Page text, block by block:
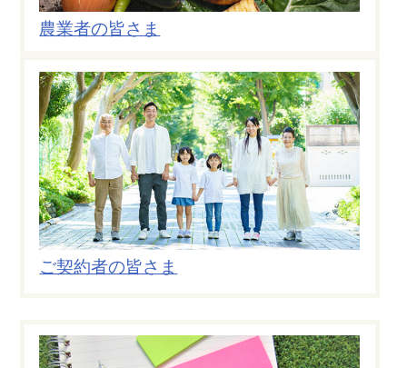
農業者の皆さま
ご契約者の皆さま